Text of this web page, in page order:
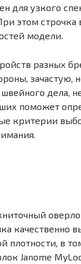
для узкого
этом
модели.
разных
зачастую,
дела,
поможет
критерии
качественно
плотности, в
Janome